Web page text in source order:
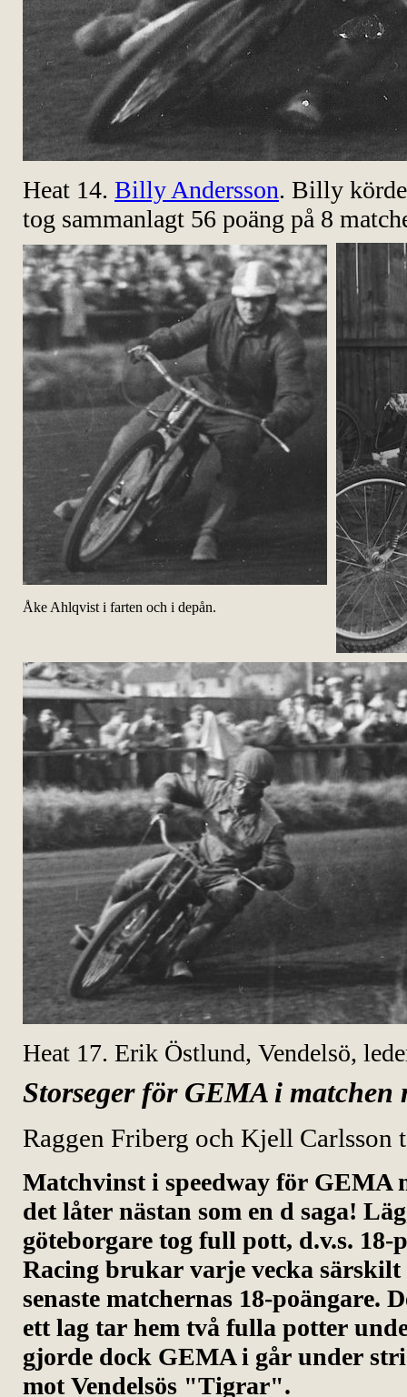
Heat 14. Billy Andersson. Billy
tog sammanlagt 56 poäng på 8
Åke Ahlqvist i farten och i depån.
Heat 17. Erik Östlund, Vendelsö,
Storseger för GEMA i matchen
Raggen Friberg och Kjell Carlsson
Matchvinst i speedway för GEMA
det låter nästan som en d saga!
göteborgare tog full pott, d.v.s. 18-
Racing brukar varje vecka särskilt
senaste matchernas 18-poängare.
ett lag tar hem två fulla potter
gjorde dock GEMA i går under
mot Vendelsös "Tigrar".